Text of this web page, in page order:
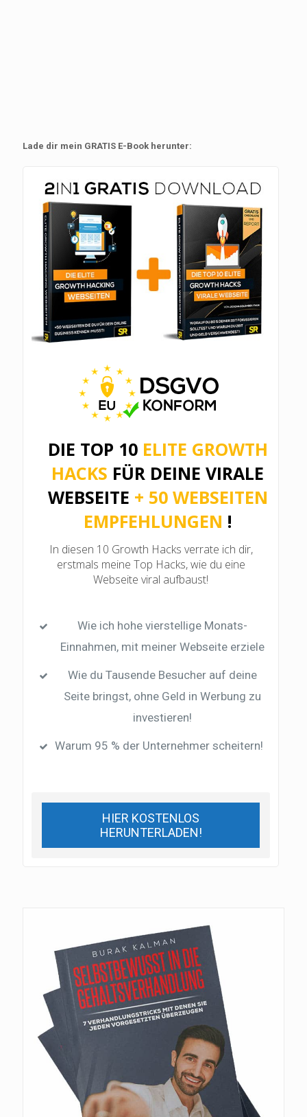
Lade dir mein GRATIS E-Book herunter:
DIE TOP 10ELITE GROWTH
HACKS FÜR DEINE VIRALE
WEBSEITE + 50 WEBSEITEN
EMPFEHLUNGEN !
In diesen 10 Growth Hacks verrate ich dir,
erstmals meine Top Hacks, wie du eine
Webseite viral aufbaust!
Wie ich hohe vierstellige Monats-
Einnahmen, mit meiner Webseite erziele
Wie du Tausende Besucher auf deine
Seite bringst, ohne Geld in Werbung zu
investieren!
Warum 95 % der Unternehmer scheitern!
HIER KOSTENLOS
HERUNTERLADEN!